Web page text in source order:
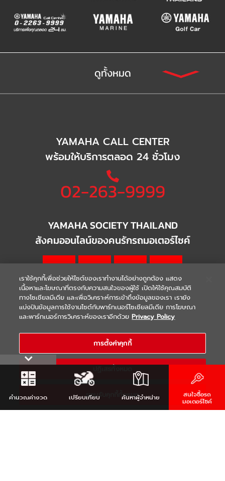
ดูทั้งหมด
YAMAHA CALL CENTER
พร้อมให้บริการตลอด 24 ชั่วโมง
02-263-9999
YAMAHA SOCIETY THAILAND
สังคมออนไลน์ของคนรักรถมอเตอร์ไซค์
WARRANTY | Terms & Conditions
COPYRIGHT 2021 THAI YAMAHA MOTOR CO.,LTD. ALL RIGHTS
RESERVED
คำนวณค่างวด เปรียบเทียบ ค้นหาผู้จำหน่าย สนใจซื้อรถ
มอเตอร์ไซค์
เราใช้คุกกี้เพื่อช่วยให้ไซต์ของเราทำงานได้อย่างถูกต้อง แสดง
เนื้อหาและโฆษณาที่ตรงกับความสนใจของผู้ใช้ เปิดให้ใช้คุณสมบัติ
ทางโซเชียลมีเดีย และเพื่อวิเคราะห์การเข้าถึงข้อมูลของเรา เรายัง
แบ่งปันข้อมูลการใช้งานไซต์กับพาร์ทเนอร์โซเชียลมีเดีย การโฆษณา
และพาร์ทเนอร์การวิเคราะห์ของเราอีกด้วย Privacy Policy
การตั้งค่าคุกกี้
ยอมรับคุกกี้ทั้งหมด